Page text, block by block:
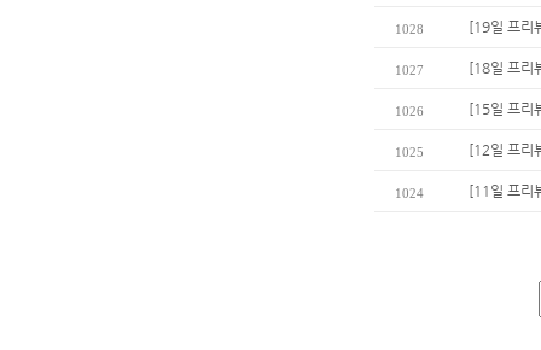
1028 [19일 프리
1027 [18일 프리
1026 [15일 프리
1025 [12일 프리
1024 [11일 프리